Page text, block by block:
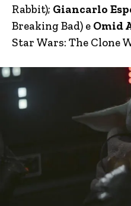
Rabbit); Giancarlo
Breaking Bad) e Omid
Star Wars: The Clone